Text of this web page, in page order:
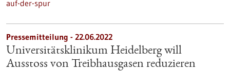
auf-der-spur
Pressemitteilung - 22.06.2022
Universitätsklinikum Heidelberg will
Ausstoss von Treibhausgasen reduzieren